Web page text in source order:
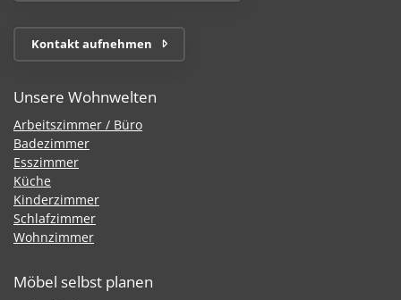
Kontakt aufnehmen
Unsere Wohnwelten
Arbeitszimmer / Büro
Badezimmer
Esszimmer
Küche
Kinderzimmer
Schlafzimmer
Wohnzimmer
Möbel selbst planen